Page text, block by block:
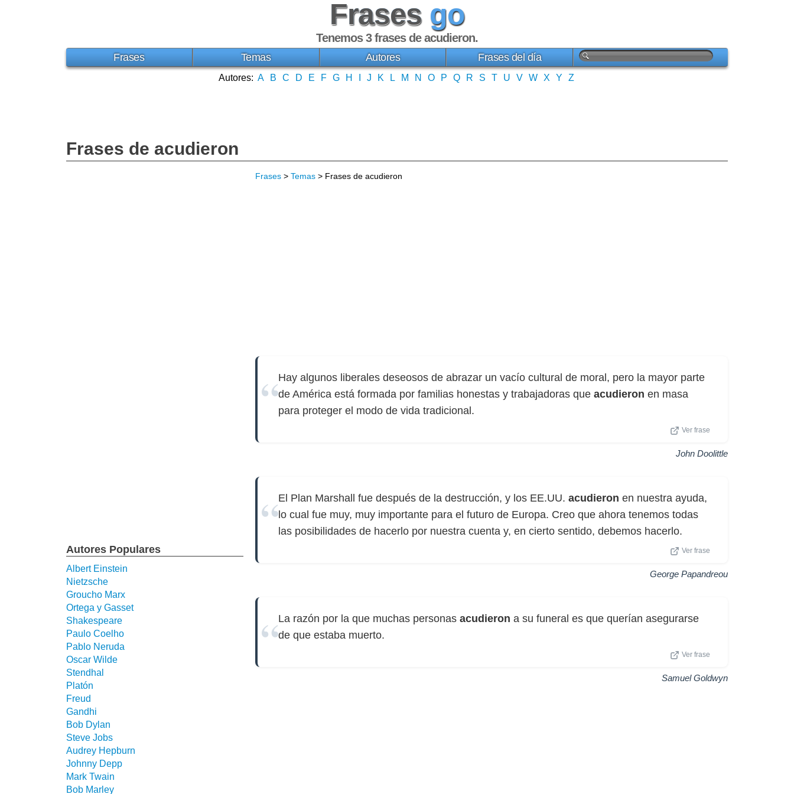
Frases go
Tenemos 3frases de acudieron.
Frases Temas Autores Frases del día
Autores: A B C D E F G H J K L M N O P Q R S T U V W X Y Z
Frases de acudieron
Frases > Temas > Frases de acudieron
Hay algunos liberales deseosos de abrazar un vacío cultural de moral, pero la mayor parte
de América está formada por familias honestas y trabajadoras que acudieron en masa
para proteger el modo de vida tradicional.
Ver frase
John Doolittle
El Plan Marshall fue después de la destrucción, y los EE.UU. acudieron en nuestra ayuda,
lo cual fue muy, muy importante para el futuro de Europa. Creo que ahora tenemos todas
las posibilidades de hacerlo por nuestra cuenta y, en cierto sentido, debemos hacerlo.
Ver frase
George Papandreou
La razón por la que muchas personas acudieron a su funeral es que querían asegurarse
de que estaba muerto.
Ver frase
Samuel Goldwyn
Autores Populares
Albert Einstein
Nietzsche
Groucho Marx
Ortega y Gasset
Shakespeare
Paulo Coelho
Pablo Neruda
Oscar Wilde
Stendhal
Platón
Freud
Gandhi
Bob Dylan
Steve Jobs
Audrey Hepburn
Johnny Depp
Mark Twain
Bob Marley